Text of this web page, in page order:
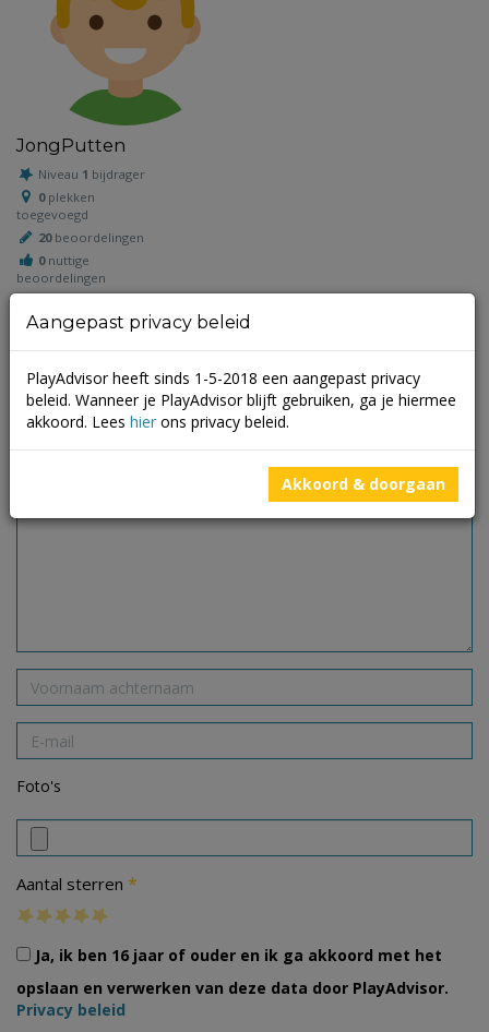
JongPutten
Niveau 1 bijdrager
0plekken
toegevoegd
20beoordelingen
0nuttige
beoordelingen
Schrijf een beoordeling
Je e-mailadres wordt niet gepubliceerd.
Foto's
Aantal sterren *
Ja, ik ben 16 jaar of ouder en ik ga akkoord met het
opslaan en verwerken van deze data door PlayAdvisor.
Privacy beleid
Aangepast privacy beleid
PlayAdvisor heeft sinds 1-5-2018 een aangepast privacy
beleid. Wanneer je PlayAdvisor blijft gebruiken, ga je hiermee
akkoord. Lees hier ons privacy beleid.
Akkoord & doorgaan